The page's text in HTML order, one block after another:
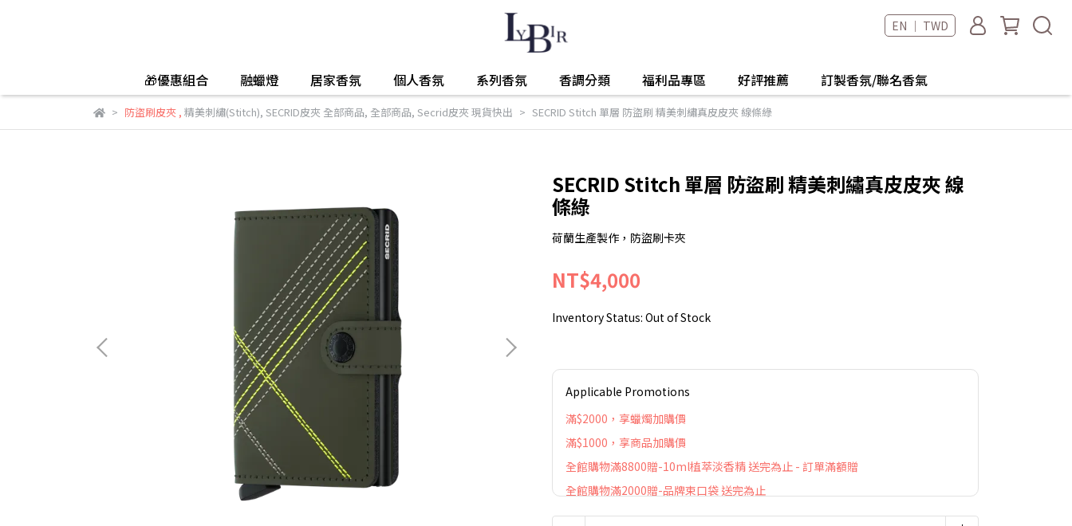
EN ｜ TWD
🎁優惠組合 融蠟燈 居家香氛 個人香氛 系列香氛 香調分類 福利品專區 好評推薦 訂製香氛/聯名香氣
防盜刷皮夾, 精美刺繡(Stitch), SECRID皮夾 全部商品, 全部商品, Secrid皮夾 現貨快出 SECRID Stitch 單層 防盜刷 精美刺繡真皮皮夾 線條綠
SECRID Stitch 單層 防盜刷 精美刺繡真皮皮夾 線
條綠
荷蘭生產製作，防盜刷卡夾
NT$4,000
Inventory Status: Out of Stock
Applicable Promotions
滿$2000，享蠟燭加購價
滿$1000，享商品加購價
全館購物滿8800贈-10ml植萃淡香精 送完為止 - 訂單滿額贈
全館購物滿2000贈-品牌束口袋 送完為止